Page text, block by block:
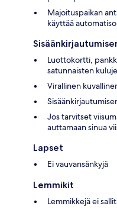
Majoituspaikan
käyttää
Luottokortti,
satunnaisten
Virallinen
Jos tarvitset
auttamaan sinua
Lapset
Ei vauvansänkyjä
Lemmikit
Lemmikkejä ei